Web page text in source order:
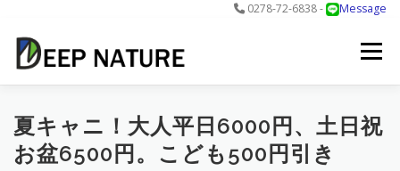
0278-72-6838 -
Message
メニュー
アクティビティ 料金 DNについて 最新情報
夏キャニ！大人平日6000円、土日祝
お盆6500円。こども500円引き